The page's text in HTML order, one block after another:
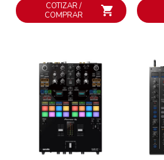
COTIZAR /
COMPRAR